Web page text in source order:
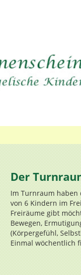
Der
Im Turnraum haben
von 6 Kindern im
Freiräume gibt
Bewegen,
(Körpergefühl,
Einmal wöchentlich